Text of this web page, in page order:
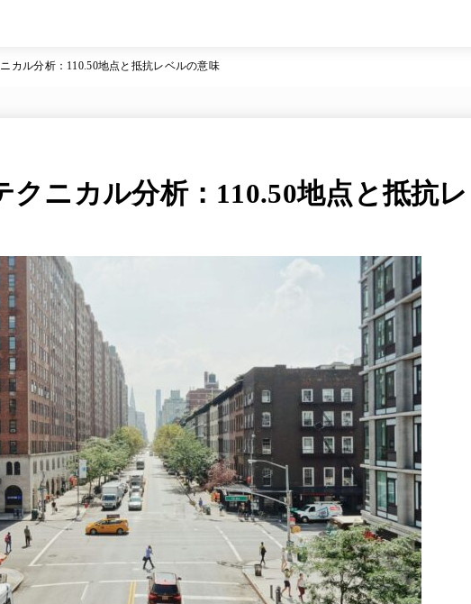
カル分析：110.50地点と抵抗レベルの意味
クニカル分析：110.50地点と抵抗レ